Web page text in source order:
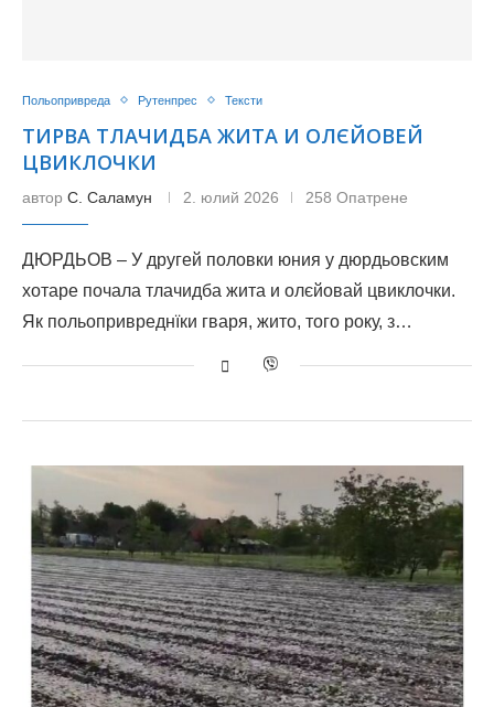
Польопривреда Рутенпрес Тексти
ТИРВА ТЛАЧИДБА ЖИТА И ОЛЄЙОВЕЙ
ЦВИКЛОЧКИ
автор С. Саламун 2. юлий 2026 258 Опатрене
ДЮРДЬОВ – У другей половки юния у дюрдьовским
хотаре почала тлачидба жита и олєйовай цвиклочки.
Як польопривреднїки гваря, жито, того року, з…